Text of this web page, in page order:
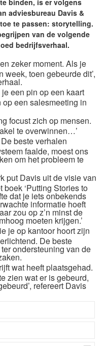
binden, is er volgens
adviesbureau Davis &
te passen: storytelling.
van de volgende
bedrijfsverhaal.
zeker moment. Als je
week, toen gebeurde dit’,
een pin op een kaart
op een salesmeeting in
focust zich op mensen.
te overwinnen…’
De beste verhalen
faalde, moest ons
om het probleem te
put Davis uit de visie van
‘Putting Stories to
dat je iets onbekends
informatie hoeft
zou op z’n minst de
moeten krijgen.’
je op kantoor hoort zijn
De beste
ondersteuning van de
wat heeft plaatsgehad.
zien wat er is gebeurd,
refereert Davis